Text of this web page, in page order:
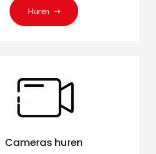
Huren
Cameras huren